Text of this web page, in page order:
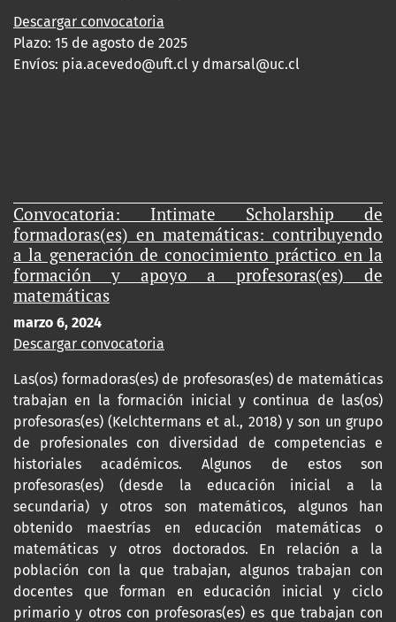
Descargar convocatoria
Plazo: 15 de agosto de 2025
Envíos: pia.acevedo@uft.cl y dmarsal@uc.cl
Convocatoria: Intimate Scholarship de
formadoras(es) en matemáticas: contribuyendo
a la generación de conocimiento práctico en la
formación y apoyo a profesoras(es) de
matemáticas
marzo 6, 2024
Descargar convocatoria
Las(os) formadoras(es) de profesoras(es) de matemáticas
trabajan en la formación inicial y continua de las(os)
profesoras(es) (Kelchtermans et al., 2018) y son un grupo
de profesionales con diversidad de competencias e
historiales académicos. Algunos de estos son
profesoras(es) (desde la educación inicial a la
secundaria) y otros son matemáticos, algunos han
obtenido maestrías en educación matemáticas o
matemáticas y otros doctorados. En relación a la
población con la que trabajan, algunos trabajan con
docentes que forman en educación inicial y ciclo
primario y otros con profesoras(es) es que trabajan con